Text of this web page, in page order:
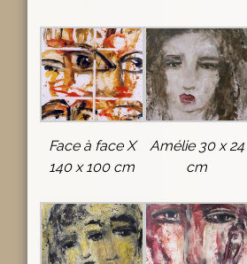
Face à face X
140 x 100 cm
Amélie 30 x 24
cm